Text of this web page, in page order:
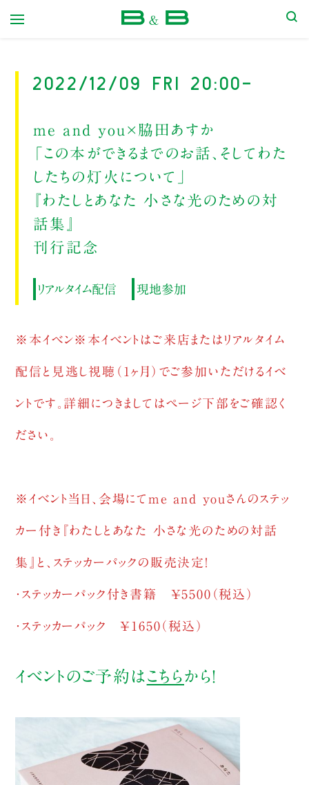
2022/12/09 Fri 20:00-
me and you×脇田あすか
「この本ができるまでのお話、そしてわた
したちの灯火について」
『わたしとあなた 小さな光のための対
話集』
刊行記念
リアルタイム配信 現地参加
※本イベン※本イベントはご来店またはリアルタイム
配信と見逃し視聴（1ヶ月）でご参加いただけるイベ
ントです。詳細につきましてはページ下部をご確認く
ださい。
※イベント当日、会場にてme and youさんのステッ
カー付き『わたしとあなた 小さな光のための対話
集』と、ステッカーパックの販売決定！
・ステッカーパック付き書籍 ￥5500（税込）
・ステッカーパック ￥1650（税込）
イベントのご予約は こちらから！